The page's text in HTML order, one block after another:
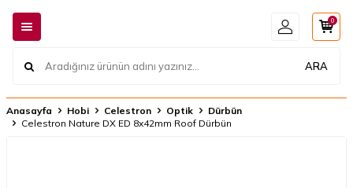
ARA
0
Anasayfa Hobi Celestron Optik
Dürbün
Celestron Nature DX ED 8x42mm Roof Dürbün